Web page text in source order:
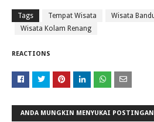
Tags Tempat Wisata
Wisata
Wisata Kolam Renang
REACTIONS
ANDA MUNGKIN MENYUKAI